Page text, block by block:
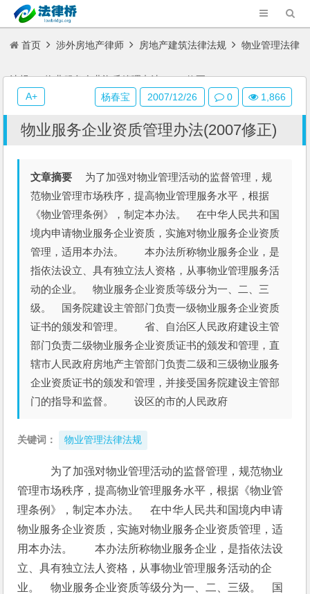
首页 涉外房地产律师 房地产建筑法律法规 物业管理法律
法规 物业服务企业资质管理办法(2007修正)
物业服务企业资质管理办法(2007修正)
文章摘要 为了加强对物业管理活动的监督管理，规
范物业管理市场秩序，提高物业管理服务水平，根据
《物业管理条例》，制定本办法。 在中华人民共和国
境内申请物业服务企业资质，实施对物业服务企业资质
管理，适用本办法。 本办法所称物业服务企业，是
指依法设立、具有独立法人资格，从事物业管理服务活
动的企业。 物业服务企业资质等级分为一、二、三
级。 国务院建设主管部门负责一级物业服务企业资质
证书的颁发和管理。 省、自治区人民政府建设主管
部门负责二级物业服务企业资质证书的颁发和管理，直
辖市人民政府房地产主管部门负责二级和三级物业服务
企业资质证书的颁发和管理，并接受国务院建设主管部
门的指导和监督。 设区的市的人民政府
关键词： 物业管理法律法规
为了加强对物业管理活动的监督管理，规范物业
管理市场秩序，提高物业管理服务水平，根据《物业管
理条例》，制定本办法。　在中华人民共和国境内申请
物业服务企业资质，实施对物业服务企业资质管理，适
用本办法。　　本办法所称物业服务企业，是指依法设
立、具有独立法人资格，从事物业管理服务活动的企
业。　物业服务企业资质等级分为一、二、三级。　国
杨春宝 2007/12/26 0 1,866
A+